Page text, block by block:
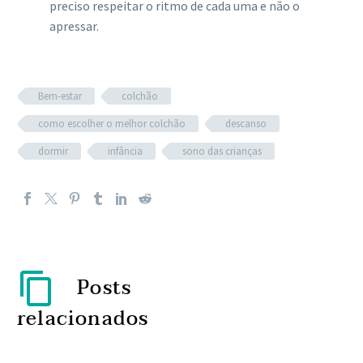
preciso respeitar o ritmo de cada uma e não o
apressar.
Bem-estar
colchão
como escolher o melhor colchão
descanso
dormir
infância sono das crianças
Posts
relacionados